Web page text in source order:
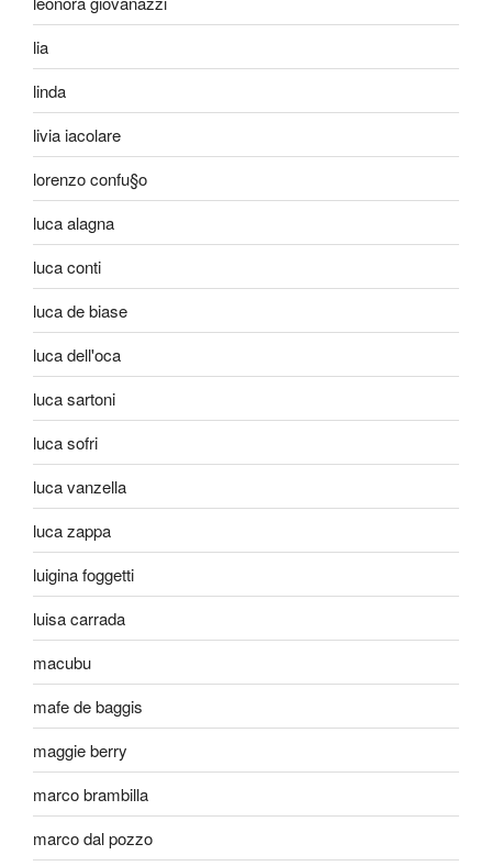
lia
linda
livia iacolare
lorenzo confu§o
luca alagna
luca conti
luca de biase
luca dell'oca
luca sartoni
luca sofri
luca vanzella
luca zappa
luigina foggetti
luisa carrada
macubu
mafe de baggis
maggie berry
marco brambilla
marco dal pozzo